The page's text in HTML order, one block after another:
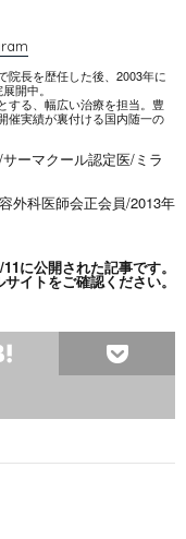
院長を歴任した後、2003年に
開中。
する、幅広い治療を担当。豊
催実績が裏付ける国内随一の
/サーマクール認定医/ミラ
外科医師会正会員/2013年
に公開された記事です。
サイトをご確認ください。